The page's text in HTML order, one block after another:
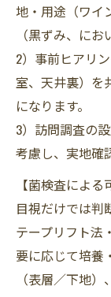
地・用途（ワイ
（黒ずみ、に
2）事前ヒアリ
室、天井裏）を
になります。
3）訪問調査の
考慮し、実地確
【菌検査による
目視だけでは判
テープリフト法
要に応じて培養
（表層／下地